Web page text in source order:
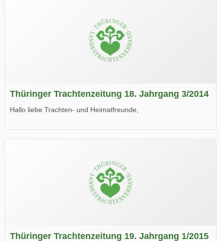
Thüringer Trachtenzeitung 18. Jahrgang 3/2014
Hallo liebe Trachten- und Heimatfreunde,
Wir wünschen Euch viel Spaß beim Lesen.
Thüringer Trachtenzeitung 19. Jahrgang 1/2015